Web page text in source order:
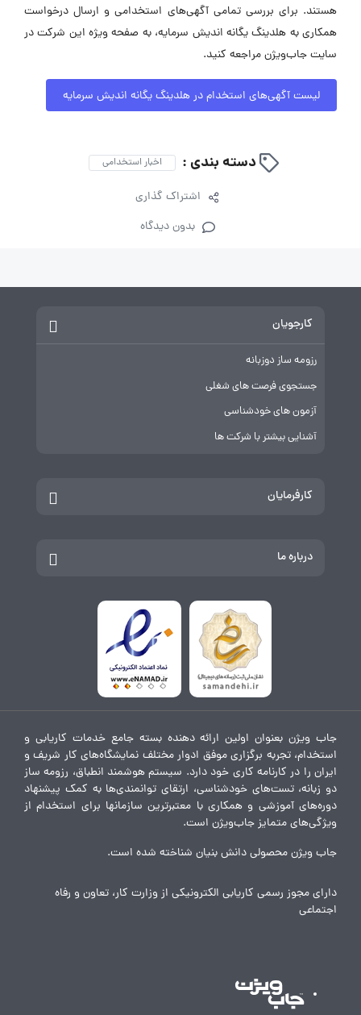
هستند. برای بررسی تمامی آگهی‌های استخدامی و ارسال درخواست
همکاری به هلدینگ یگانه اندیش سرمایه، به صفحه ویژه این شرکت در
سایت جاب‌ویژن مراجعه کنید.
لیست آگهی‌های استخدام در هلدینگ یگانه اندیش سرمایه
دسته بندی : اخبار استخدامی
اشتراک گذاری
بدون دیدگاه
کارجویان
رزومه ساز دوزبانه
جستجوی فرصت های شغلی
آزمون های خودشناسی
آشنایی بیشتر با شرکت ها
کارفرمایان
درباره ما
جاب ویژن بعنوان اولین ارائه دهنده بسته جامع خدمات کاریابی و
استخدام، تجربه برگزاری موفق ادوار مختلف نمایشگاه‌های کار شریف و
ایران را در کارنامه کاری خود دارد. سیستم هوشمند انطباق، رزومه ساز
دو زبانه، تست‌های خودشناسی، ارتقای توانمندی‌ها به کمک پیشنهاد
دوره‌های آموزشی و همکاری با معتبرترین سازمانها برای استخدام از
ویژگی‌های متمایز جاب‌ویژن است.
جاب ویژن محصولی دانش بنیان شناخته شده است.
دارای مجوز رسمی کاریابی الکترونیکی از وزارت کار، تعاون و رفاه
اجتماعی